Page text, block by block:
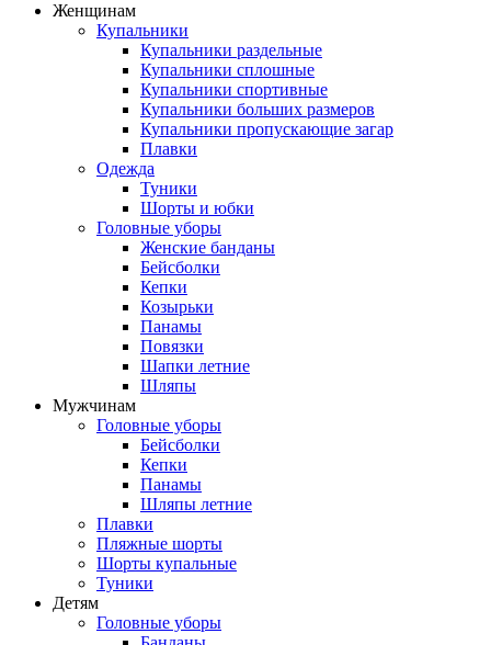
Женщинам
Купальники
Купальники раздельные
Купальники сплошные
Купальники спортивные
Купальники больших размеров
Купальники пропускающие загар
Плавки
Одежда
Туники
Шорты и юбки
Головные уборы
Женские банданы
Бейсболки
Кепки
Козырьки
Панамы
Повязки
Шапки летние
Шляпы
Мужчинам
Головные уборы
Бейсболки
Кепки
Панамы
Шляпы летние
Плавки
Пляжные шорты
Шорты купальные
Туники
Детям
Головные уборы